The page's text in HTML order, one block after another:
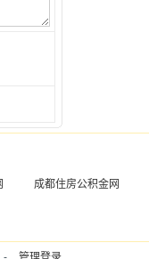
成都住房公积金网